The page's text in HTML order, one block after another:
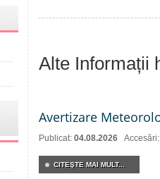
Alte Informații
Avertizare
Publicat: 04.08.2026
CITEŞTE MAI MULT...